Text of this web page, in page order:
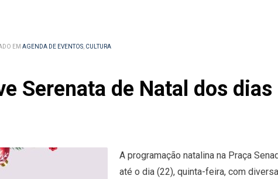
EM AGENDA DE EVENTOS, CULTURA
Serenata de Natal dos
A programação natalina na Praça
até o dia (22), quinta-feira, com